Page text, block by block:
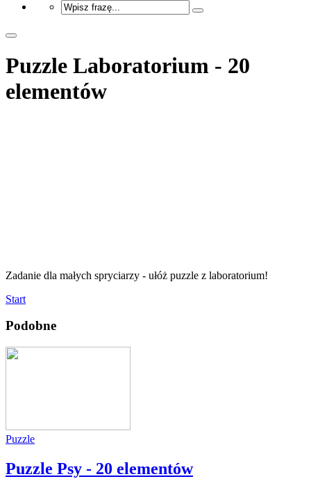
Puzzle Laboratorium - 20
elementów
Zadanie dla małych spryciarzy - ułóż puzzle z laboratorium!
Start
Podobne
Puzzle
Puzzle Psy - 20 elementów